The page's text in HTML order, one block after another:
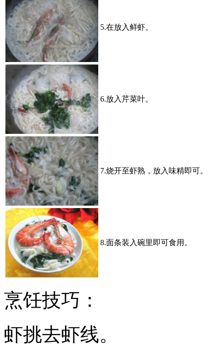
5.在放入鲜虾。
6.放入芹菜叶。
7.烧开至虾熟，放入味精即可。
8.面条装入碗里即可食用。
烹饪技巧：
虾挑去虾线。